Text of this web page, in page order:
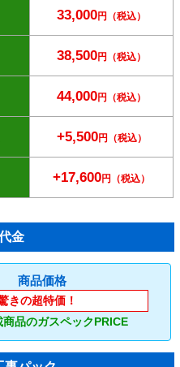
33,000円（税込）
38,500円（税込）
44,000円（税込）
+5,500円（税込）
+17,600円（税込）
金
商品価格
きの超特価！
品のガスペックPRICE